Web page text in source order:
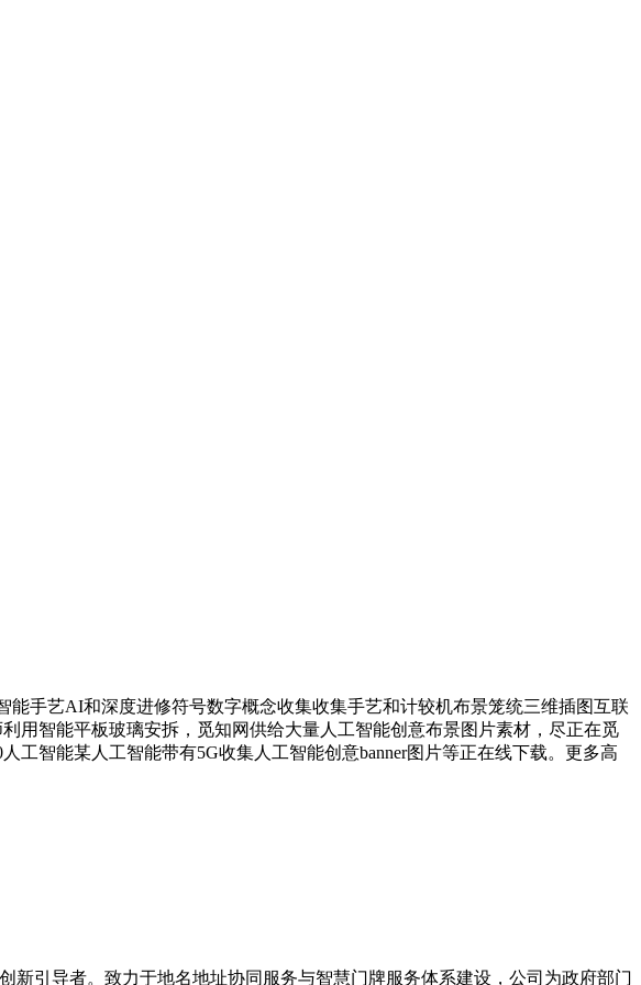
手艺AI和深度进修符号数字概念收集收集手艺和计较机布景笼统三维插图互联
用智能平板玻璃安拆，觅知网供给大量人工智能创意布景图片素材，尽正在觅
智能某人工智能带有5G收集人工智能创意banner图片等正在线下载。更多高
引导者。致力于地名地址协同服务与智慧门牌服务体系建设，公司为政府部门